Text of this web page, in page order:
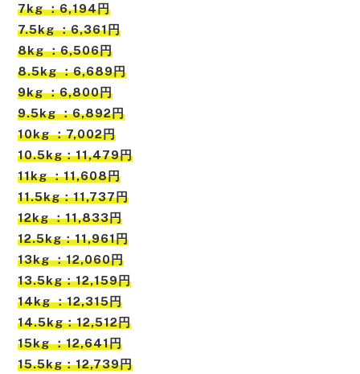
7kg ：6,194円
7.5kg ：6,361円
8kg ：6,506円
8.5kg ：6,689円
9kg ：6,800円
9.5kg ：6,892円
10kg ：7,002円
10.5kg：11,479円
11kg ：11,608円
11.5kg：11,737円
12kg ：11,833円
12.5kg：11,961円
13kg ：12,060円
13.5kg：12,159円
14kg ：12,315円
14.5kg：12,512円
15kg ：12,641円
15.5kg：12,739円